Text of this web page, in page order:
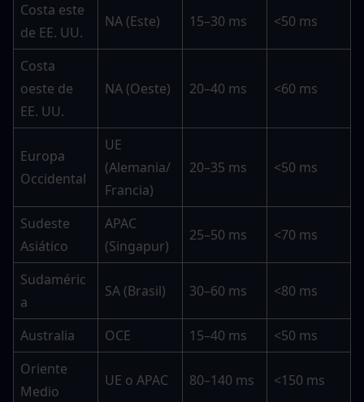
Costa este
de EE. UU.
NA (Este) 15–30 ms <50 ms
Costa
oeste de
EE. UU.
NA (Oeste) 20–40 ms <60 ms
Europa
Occidental
UE
(Alemania/
Francia)
20–35 ms <50 ms
Sudeste
Asiático
APAC
(Singapur)
25–50 ms <70 ms
Sudaméric
a
SA (Brasil) 30–60 ms <80 ms
Australia OCE 15–40 ms
<50 ms
Oriente
Medio
UE o APAC 80–140 ms <150 ms